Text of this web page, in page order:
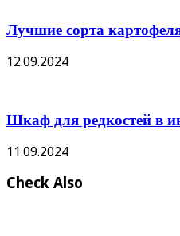
Лучшие сорта
12.09.2024
Шкаф для редкостей в
11.09.2024
Check Also